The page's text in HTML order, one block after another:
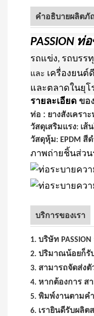
คำอธิบายผลิต
PASSION ท่
รถแข่ง, รถบรร
และ เครื่องยนต์
และตลาดในยุโ
รายละเอียด ขอ
ท่อ : ยางสังเครา
วัสดุเสริมแรง: เ
วัสดุหุ้ม: EPDM สี
ภาพถ่ายชิ้นส่วน
บริการของเรา
1. บริษัท
2. ปริมาณน้อยก็รั
3. สามารถจัดส่ง
4. หากต้องการ ส
5. พิมพ์งานตาม
6. เรายินดีรับผลิต